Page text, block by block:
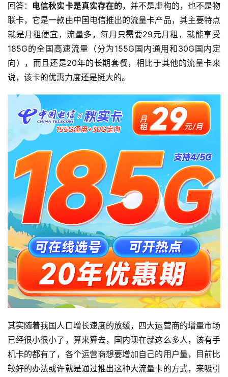
首
页
热
门
流
量
卡
移
动
套
餐
回答： 电信秋实卡是真实存在的，并不是虚构的，也不是物
联卡，它是一款由中国电信推出的流量卡产品，其主要特点
就是月租便宜，流量多，每月只需要29元月租，就能享受
185G的全国高速流量（分为155G国内通用和30G国内定
向），而且还是20年的长期套餐，相比于其他的流量卡来
说，该卡的优惠力度还是挺大的。
其实随着我国人口增长速度的放缓，四大运营商的增量市场
已经很小很小了，算来算去，国内现在就这么多人，该有手
机卡的都有了，各个运营商想要增加自己的用户量，目前比
较好的办法或许就是通过推出这种大流量卡的方式，来吸引